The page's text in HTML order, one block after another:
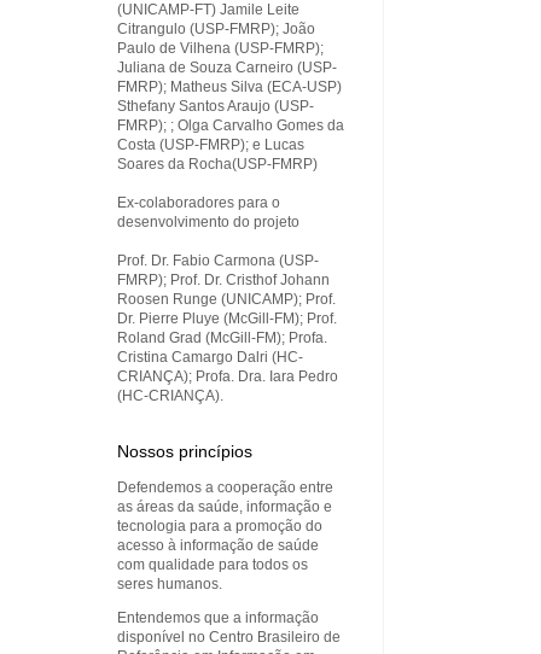
(UNICAMP-FT) Jamile Leite
Citrangulo (USP-FMRP); João
Paulo de Vilhena (USP-FMRP);
Juliana de Souza Carneiro (USP-
FMRP); Matheus Silva (ECA-USP)
Sthefany Santos Araujo (USP-
FMRP); ; Olga Carvalho Gomes da
Costa (USP-FMRP); e Lucas
Soares da Rocha(USP-FMRP)
Ex-colaboradores para o
desenvolvimento do projeto
Prof. Dr. Fabio Carmona (USP-
FMRP); Prof. Dr. Cristhof Johann
Roosen Runge (UNICAMP); Prof.
Dr. Pierre Pluye (McGill-FM); Prof.
Roland Grad (McGill-FM); Profa.
Cristina Camargo Dalri (HC-
CRIANÇA); Profa. Dra. Iara Pedro
(HC-CRIANÇA).
Nossos princípios
Defendemos a cooperação entre
as áreas da saúde, informação e
tecnologia para a promoção do
acesso à informação de saúde
com qualidade para todos os
seres humanos.
Entendemos que a informação
disponível no Centro Brasileiro de